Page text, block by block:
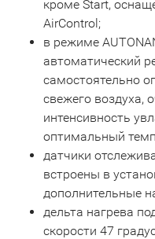
кроме Start,
AirControl;
в режиме
автоматический
самостоятельно
свежего воздуха,
интенсивность
оптимальный
датчики
встроены в
дополнительные
дельта нагрева
скорости 47